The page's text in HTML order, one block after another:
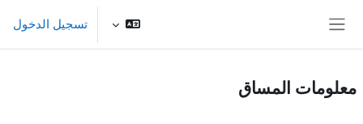
تسجيل الدخول
معلومات المساق